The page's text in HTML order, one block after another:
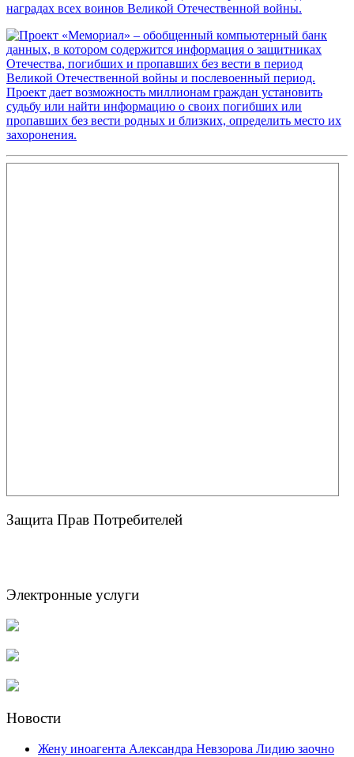
Защита Прав Потребителей
Электронные услуги
Новости
Жену иноагента Александра Невзорова Лидию заочно